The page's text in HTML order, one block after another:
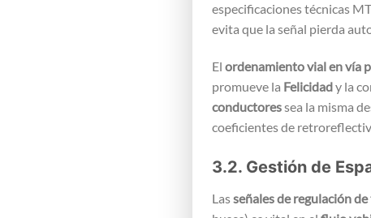
especificaciones técnicas
evita que la señal pierda
El ordenamiento vial en vía
promueve la Felicidady la
conductoressea la misma
coeficientes de
3.2. Gestión de
Lasseñales de regulación